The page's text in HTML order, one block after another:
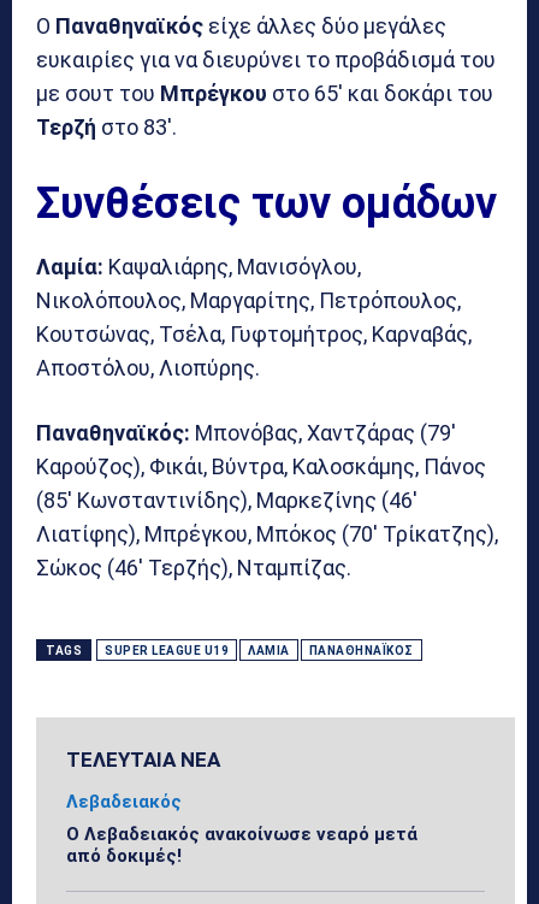
Ο Παναθηναϊκός είχε άλλες δύο μεγάλες
ευκαιρίες για να διευρύνει το προβάδισμά του
με σουτ του Μπρέγκου στο 65′ και δοκάρι του
Τερζή στο 83′.
Συνθέσεις των ομάδων
Λαμία: Καψαλιάρης, Μανισόγλου,
Νικολόπουλος, Μαργαρίτης, Πετρόπουλος,
Κουτσώνας, Τσέλα, Γυφτομήτρος, Καρναβάς,
Αποστόλου, Λιοπύρης.
Παναθηναϊκός: Μπονόβας, Χαντζάρας (79′
Καρούζος), Φικάι, Βύντρα, Καλοσκάμης, Πάνος
(85′ Κωνσταντινίδης), Μαρκεζίνης (46′
Λιατίφης), Μπρέγκου, Μπόκος (70′ Τρίκατζης),
Σώκος (46′ Τερζής), Νταμπίζας.
TAGS SUPER LEAGUE U19 ΛΑΜΊΑ ΠΑΝΑΘΗΝΑΪΚΌΣ
ΤΕΛΕΥΤΑΙΑ ΝΕΑ
Λεβαδειακός
Ο Λεβαδειακός ανακοίνωσε νεαρό μετά
από δοκιμές!